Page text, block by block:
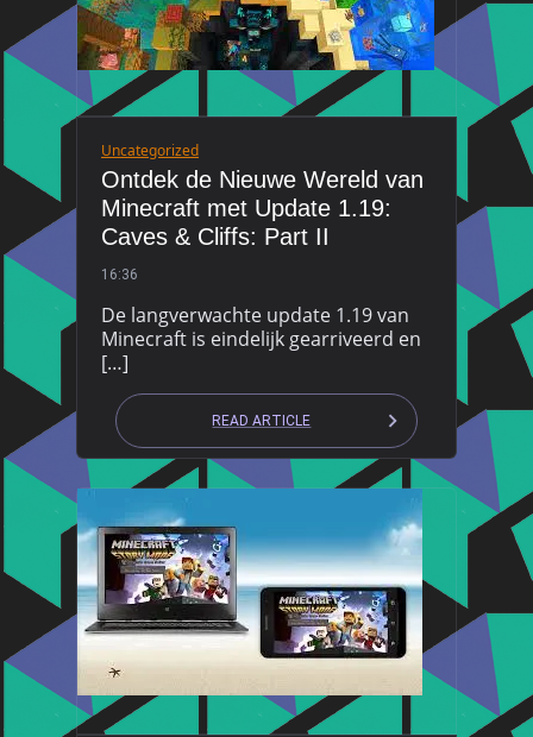
Uncategorized
Ontdek de Nieuwe Wereld van
Minecraft met Update 1.19:
Caves & Cliffs: Part II
16:36
De langverwachte update 1.19 van
Minecraft is eindelijk gearriveerd en
[…]
READ ARTICLE